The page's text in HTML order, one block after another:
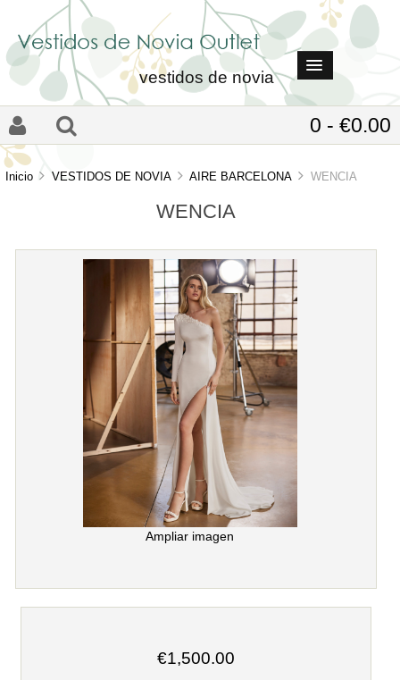
vestidos de novia
0 - €0.00
Inicio VESTIDOS DE NOVIA AIRE BARCELONA WENCIA
WENCIA
Ampliar imagen
€1,500.00